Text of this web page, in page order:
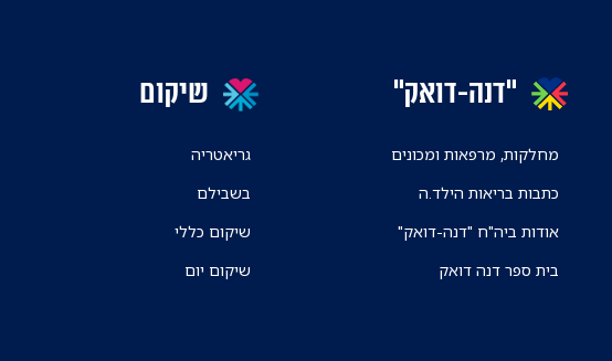
"דנה-דואק"
מחלקות, מרפאות ומכונים
כתבות בריאות הילד.ה
אודות ביה"ח "דנה-דואק"
בית ספר דנה דואק
שיקום
גריאטריה
בשבילם
שיקום כללי
שיקום יום